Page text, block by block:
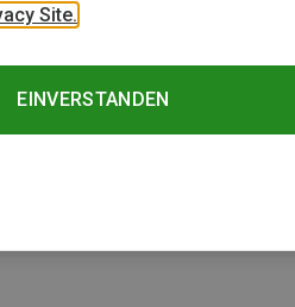
Site.
EINVERSTANDEN